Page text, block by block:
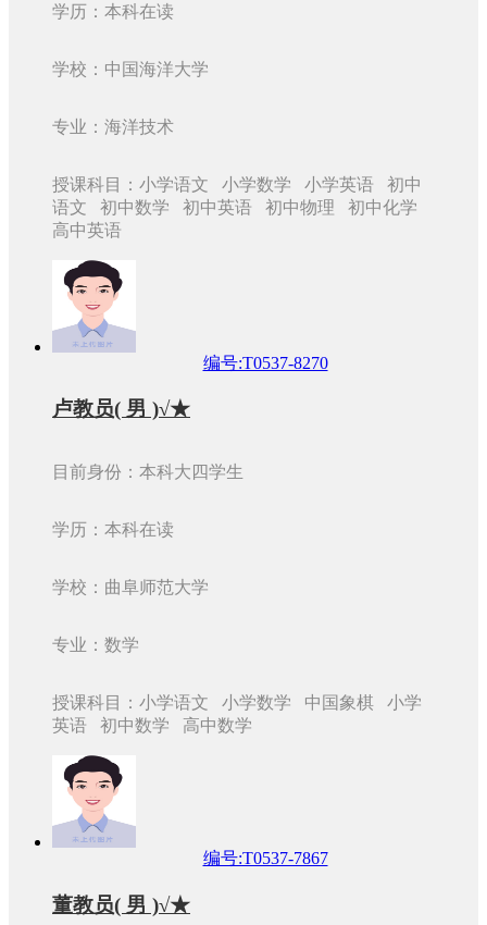
学历：本科在读
学校：中国海洋大学
专业：海洋技术
授课科目：小学语文 小学数学 小学英语 初中
语文 初中数学 初中英语 初中物理 初中化学
高中英语
编号:T0537-8270
卢教员( 男 )√★
目前身份：本科大四学生
学历：本科在读
学校：曲阜师范大学
专业：数学
授课科目：小学语文 小学数学 中国象棋 小学
英语 初中数学 高中数学
编号:T0537-7867
董教员( 男 )√★